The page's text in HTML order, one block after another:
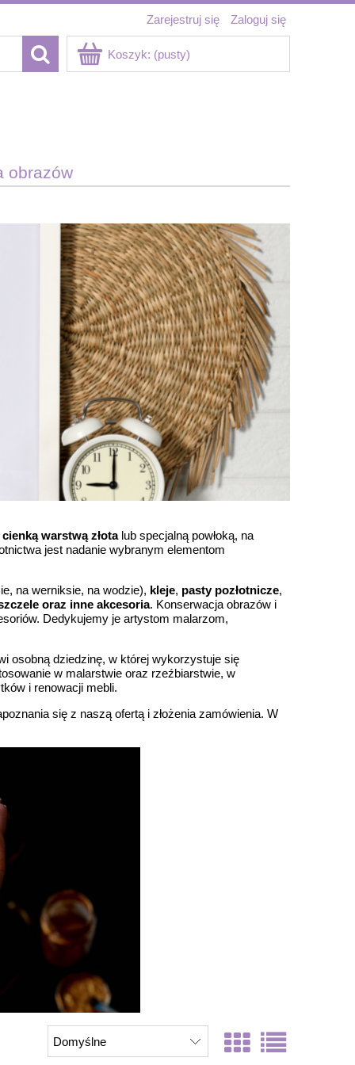
Zarejestruj się Zaloguj się
Koszyk: (pusty)
obrazów
warstwą złotalub specjalną powłoką, na
jest nadanie wybranym elementom
na werniksie, na wodzie), kleje, pasty pozłotnicze,
oraz inne akcesoria. Konserwacja obrazów i
Dedykujemy je artystom malarzom,
osobną dziedzinę, w której wykorzystuje się
w malarstwie oraz rzeźbiarstwie, w
i renowacji mebli.
się z naszą ofertą i złożenia zamówienia. W